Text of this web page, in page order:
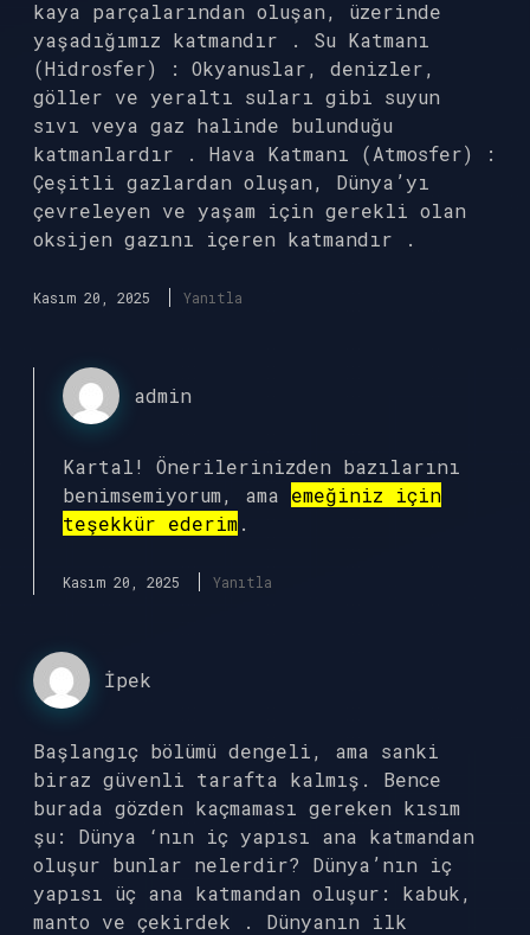
kaya parçalarından oluşan, üzerinde
yaşadığımız katmandır . Su Katmanı
(Hidrosfer) : Okyanuslar, denizler,
göller ve yeraltı suları gibi suyun
sıvı veya gaz halinde bulunduğu
katmanlardır . Hava Katmanı (Atmosfer) :
Çeşitli gazlardan oluşan, Dünya’yı
çevreleyen ve yaşam için gerekli olan
oksijen gazını içeren katmandır .
Kasım 20, 2025 Yanıtla
admin
Kartal! Önerilerinizden bazılarını
benimsemiyorum, ama emeğiniz için
teşekkür ederim.
Kasım 20, 2025 Yanıtla
İpek
Başlangıç bölümü dengeli, ama sanki
biraz güvenli tarafta kalmış. Bence
burada gözden kaçmaması gereken kısım
şu: Dünya ‘nın iç yapısı ana katmandan
oluşur bunlar nelerdir? Dünya’nın iç
yapısı üç ana katmandan oluşur: kabuk,
manto ve çekirdek . Dünyanın ilk